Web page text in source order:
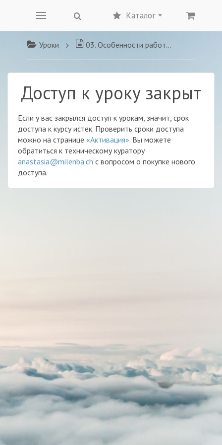
Каталог
Уроки 03. Особенности работы с мышцами, костями и суставами при применении даосских массажных воздействий
Доступ к уроку закрыт
Если у вас закрылся доступ к урокам, значит, срок
доступа к курсу истек. Проверить сроки доступа
можно на странице «Активация». Вы можете
обратиться к техническому куратору
anastasia@milenba.ch с вопросом о покупке нового
доступа.